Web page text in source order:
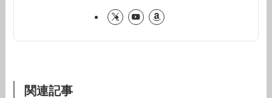
関連記事